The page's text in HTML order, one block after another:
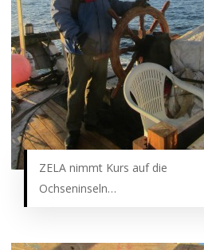
ZELA nimmt Kurs auf die
Ochseninseln…